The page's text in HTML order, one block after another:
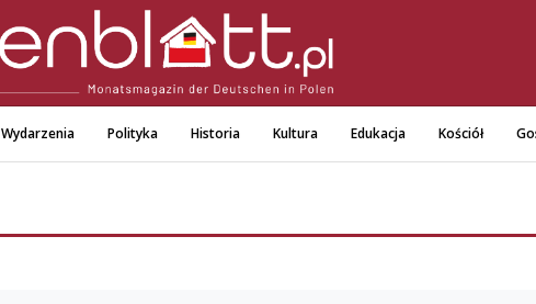
Wydarzenia Polityka Historia Kultura Edukacja Kościół